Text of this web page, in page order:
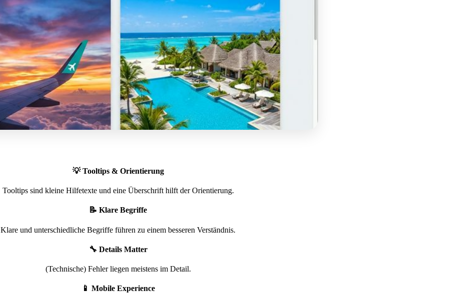
💡 Tooltips & Orientierung
Tooltips sind kleine Hilfetexte und eine Überschrift hilft der Orientierung.
📝 Klare Begriffe
Klare und unterschiedliche Begriffe führen zu einem besseren Verständnis.
🔧 Details Matter
(Technische) Fehler liegen meistens im Detail.
📱 Mobile Experience